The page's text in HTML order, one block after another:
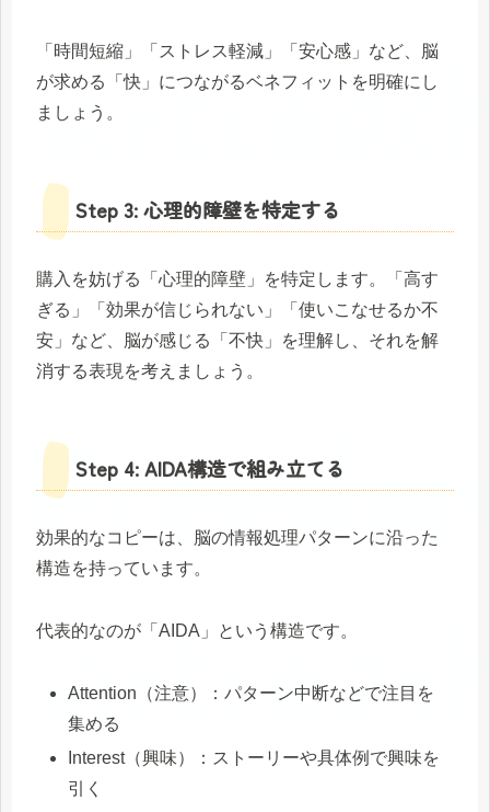
「時間短縮」「ストレス軽減」「安心感」など、脳
が求める「快」につながるベネフィットを明確にし
ましょう。
Step 3: 心理的障壁を特定する
購入を妨げる「心理的障壁」を特定します。「高す
ぎる」「効果が信じられない」「使いこなせるか不
安」など、脳が感じる「不快」を理解し、それを解
消する表現を考えましょう。
Step 4: AIDA構造で組み立てる
効果的なコピーは、脳の情報処理パターンに沿った
構造を持っています。
代表的なのが「AIDA」という構造です。
Attention（注意）：パターン中断などで注目を
集める
Interest（興味）：ストーリーや具体例で興味を
引く